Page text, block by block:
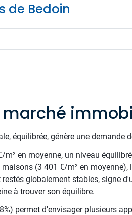
de Bedoin
équilibrée, génère une
m² en moyenne, un niveau
(3 401 €/m² en
globalement stables, signe
à trouver son équilibre.
permet d'envisager plusieurs